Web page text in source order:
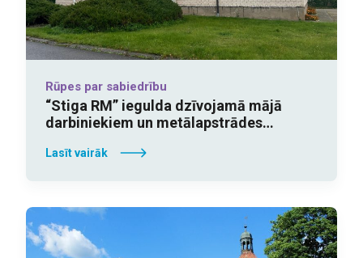
Rūpes par sabiedrību
“Stiga RM” iegulda dzīvojamā mājā
darbiniekiem un metālapstrādes
Lasīt vairāk